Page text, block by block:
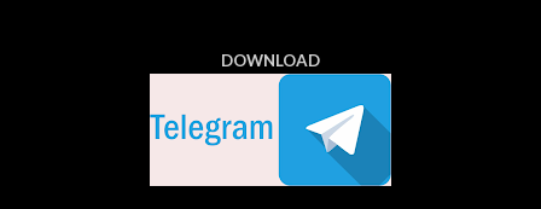
DOWNLOAD